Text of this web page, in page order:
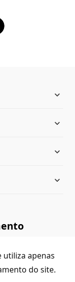
utiliza apenas
do site.